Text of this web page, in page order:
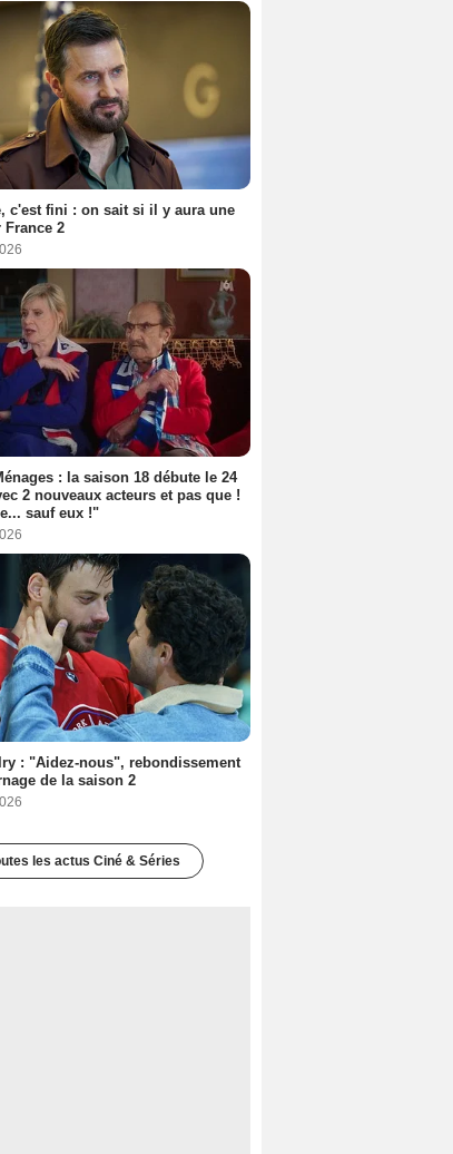
c'est fini : on sait si il y aura une
France 2
: la saison 18 débute le 24
2 nouveaux acteurs et pas que !
sauf eux !"
: "Aidez-nous", rebondissement
de la saison 2
les actus Ciné & Séries